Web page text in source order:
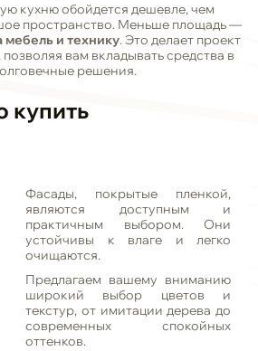
кухню обойдется дешевле, чем
пространство. Меньше площадь —
мебель и технику. Это делает проект
вам вкладывать средства в
решения.
купить
Фасады, покрытые пленкой,
являются доступным и
практичным выбором. Они
устойчивы к влаге и легко
очищаются.
Предлагаем вашему вниманию
широкий выбор цветов и
текстур, от имитации дерева до
современных спокойных
оттенков.